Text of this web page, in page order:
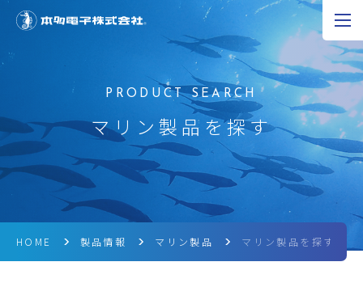
EN
製品情報
研究開発
企業情報
マリン製品を探す
HOME 製品情報 マリン製品 マリン製品を探す